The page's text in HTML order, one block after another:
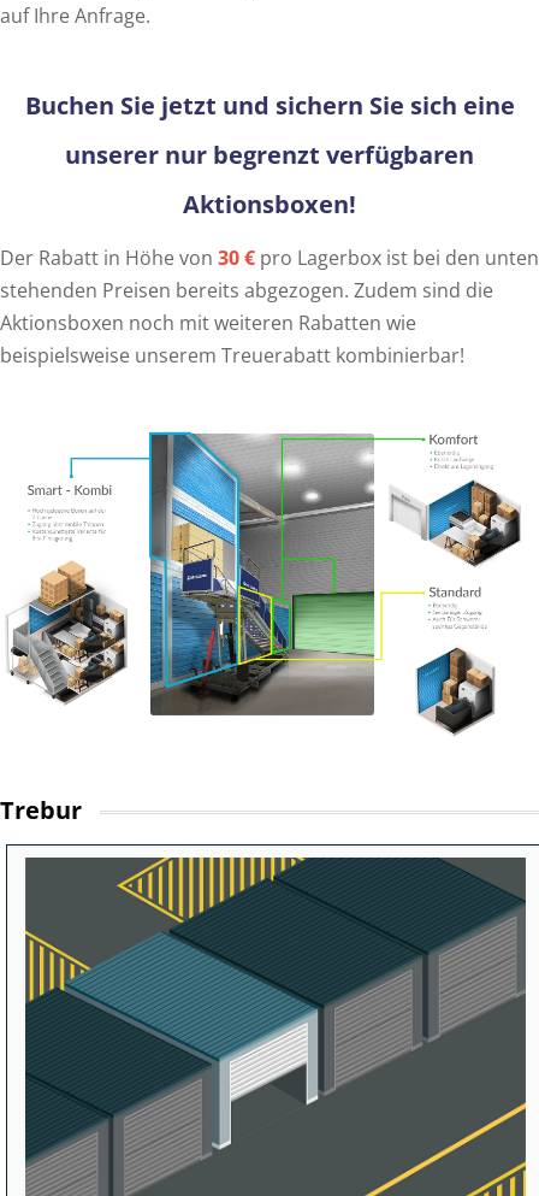
auf Ihre Anfrage.
Buchen Sie jetzt und sichern Sie sich eine
unserer nur begrenzt verfügbaren
Aktionsboxen!
Der Rabatt in Höhe von 30 € pro Lagerbox ist bei den unten
stehenden Preisen bereits abgezogen. Zudem sind die
Aktionsboxen noch mit weiteren Rabatten wie
beispielsweise unserem Treuerabatt kombinierbar!
Trebur